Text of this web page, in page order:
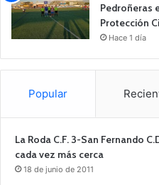
Pedroñeras
Protección
Hace 1 día
Popular
La Roda C.F. 3-San Fernando
cada vez más cerca
18 de junio de 2011